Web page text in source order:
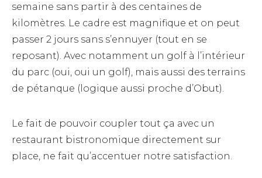
semaine sans partir à des centaines de
kilomètres. Le cadre est magnifique et on peut
passer 2 jours sans s’ennuyer (tout en se
reposant). Avec notamment un golf à l’intérieur
du parc (oui, oui un golf), mais aussi des terrains
de pétanque (logique aussi proche d’Obut).
Le fait de pouvoir coupler tout ça avec un
restaurant bistronomique directement sur
place, ne fait qu’accentuer notre satisfaction.